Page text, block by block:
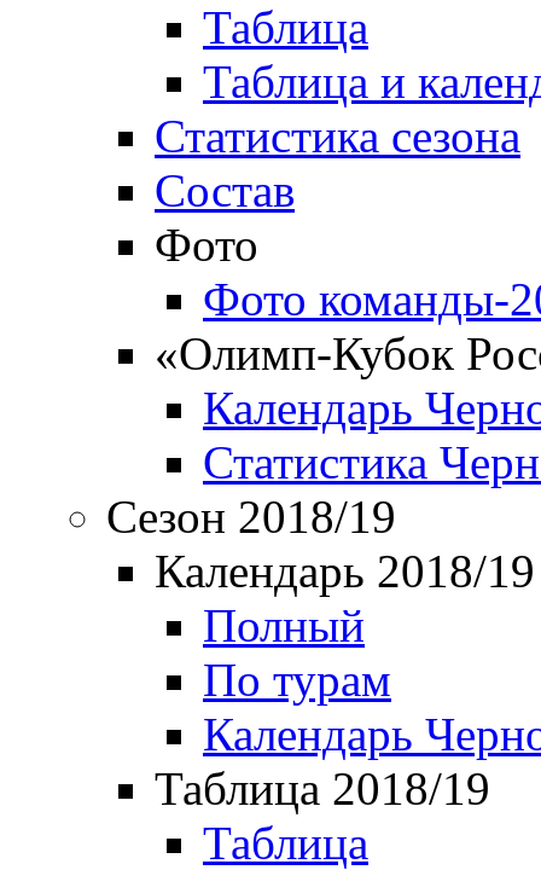
Таблица
Таблица и
Статистика сезона
Состав
Фото
Фото команды-
«Олимп-Кубок
Календарь
Статистика
Сезон 2018/19
Календарь 2018/19
Полный
По турам
Календарь
Таблица 2018/19
Таблица